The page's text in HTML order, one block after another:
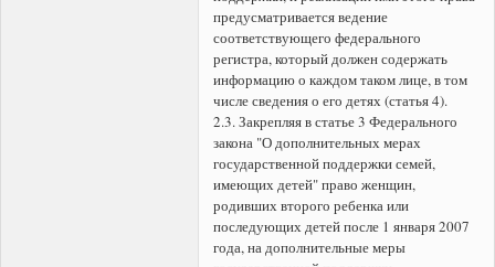
предусматривается ведение
соответствующего федерального
регистра, который должен содержать
информацию о каждом таком лице, в том
числе сведения о его детях (статья 4).
2.3. Закрепляя в статье 3 Федерального
закона "О дополнительных мерах
государственной поддержки семей,
имеющих детей" право женщин,
родивших второго ребенка или
последующих детей после 1 января 2007
года, на дополнительные меры